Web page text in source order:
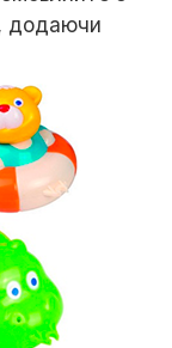
додаючи